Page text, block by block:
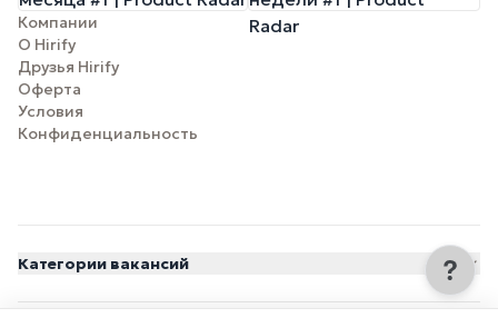
Компании
О Hirify
Друзья Hirify
Оферта
Условия
Конфиденциальность
Категории вакансий